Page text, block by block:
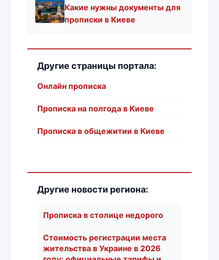
Какие нужны документы для
прописки в Киеве
Другие страницы портала:
Онлайн прописка
Прописка на полгода в Киеве
Прописка в общежитии в Киеве
Другие новости региона:
Прописка в столице недорого
Стоимость регистрации места
жительства в Украине в 2026